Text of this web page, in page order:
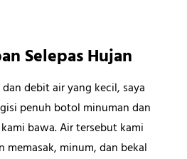
Selepas Hujan
debit air yang kecil, saya
penuh botol minuman dan
bawa. Air tersebut kami
minum, dan bekal